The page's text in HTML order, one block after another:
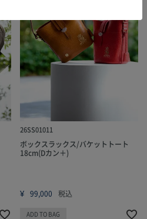
26SS01011
ボックスラックス/バケットトート
18cm(Dカン＋)
¥ 99,000 税込
ADD TO BAG